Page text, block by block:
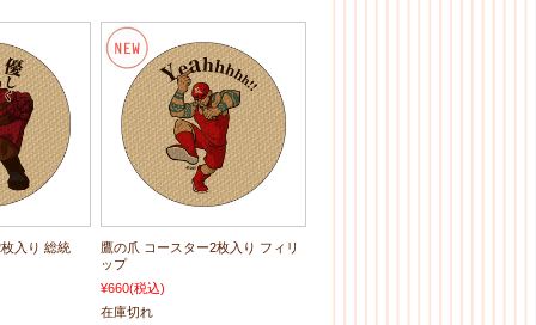
入り 総統
鷹の爪 コースター2枚入り フィリ
ップ
¥660(税込)
在庫切れ